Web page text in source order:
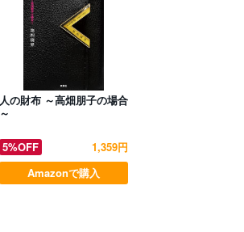
人の財布 ～高畑朋子の場合
～
5%OFF
1,359円
Amazonで購入